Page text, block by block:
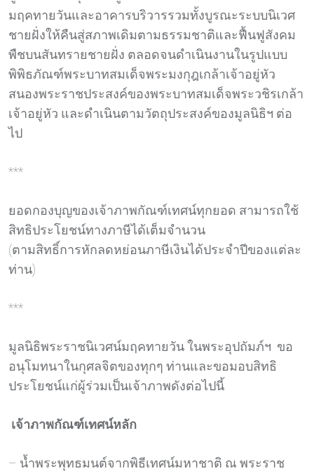
มฤคทายวันและอาคารบริวารรวมทั้งบูรณะระบบนิเวศ
ชายฝั่งให้คืนสู่สภาพเดิมตามธรรมชาติและฟื้นฟูสังคม
พืชบนสันทรายชายฝั่ง ตลอดจนดำเนินงานในรูปแบบ
พิพิธภัณฑ์พระบาทสมเด็จพระมงกุฎเกล้าเจ้าอยู่หัว
สนองพระราชประสงค์ของพระบาทสมเด็จพระวชิรเกล้า
เจ้าอยู่หัว และดำเนินตามวัตถุประสงค์ของมูลนิธิฯ ต่อ
ไป
***
ยอดกองบุญของเจ้าภาพกัณฑ์เทศน์ทุกยอด สามารถใช้
สิทธิประโยชน์ทางภาษีได้เต็มจำนวน
(ตามสิทธิ์การหักลดหย่อนภาษีเงินได้ประจำปีของแต่ละ
ท่าน)
***
มูลนิธิพระราชนิเวศน์มฤคทายวัน ในพระอุปถัมภ์ฯ ขอ
อนุโมทนาในกุศลจิตของทุกๆ ท่านและขอมอบสิทธิ
ประโยชน์แก่ผู้ร่วมเป็นเจ้าภาพดังต่อไปนี้
เจ้าภาพกัณฑ์เทศน์หลัก
– น้ำพระพุทธมนต์จากพิธีเทศน์มหาชาติ ณ พระราช